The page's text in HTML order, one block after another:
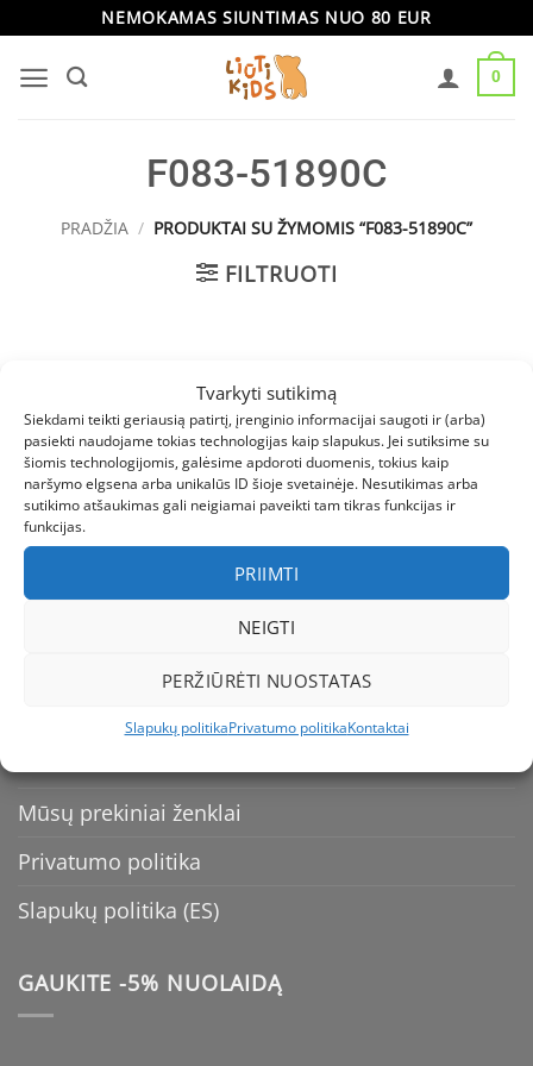
Tvarkyti sutikimą
Siekdami teikti geriausią patirtį, įrenginio informacijai saugoti ir (arba)
pasiekti naudojame tokias technologijas kaip slapukus. Jei sutiksime su
šiomis technologijomis, galėsime apdoroti duomenis, tokius kaip
naršymo elgsena arba unikalūs ID šioje svetainėje. Nesutikimas arba
sutikimo atšaukimas gali neigiamai paveikti tam tikras funkcijas ir
funkcijas.
PRIIMTI
NEIGTI
PERŽIŪRĖTI NUOSTATAS
Slapukų politikaPrivatumo politikaKontaktai
content
NEMOKAMAS SIUNTIMAS NUO 80 EUR
0
F083-51890C
PRADŽIA / PRODUKTAI SU ŽYMOMIS “F083-51890C”
FILTRUOTI
INFORMACIJA
Prekių grąžinimas
Mūsų prekiniai ženklai
Privatumo politika
Slapukų politika (ES)
GAUKITE -5% NUOLAIDĄ